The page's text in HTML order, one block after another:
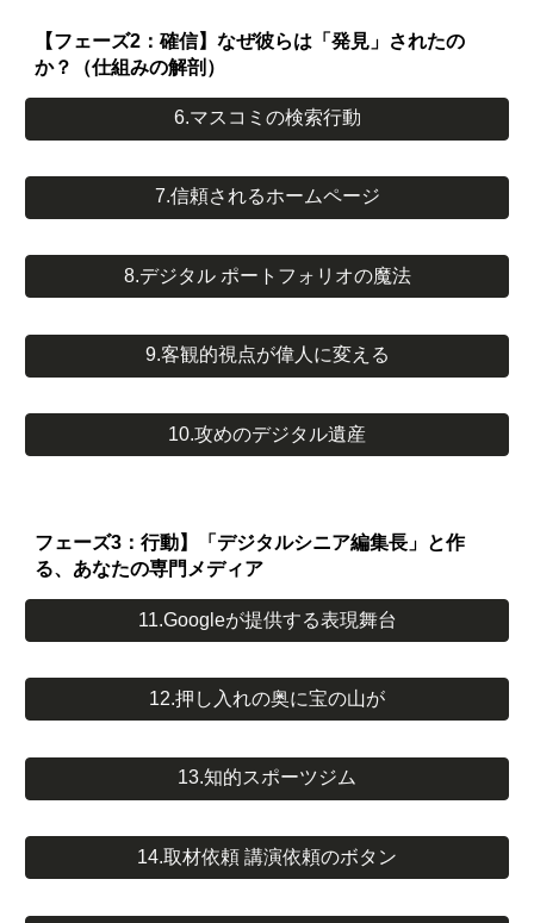
【フェーズ2：確信】なぜ彼らは「発見」されたの
か？（仕組みの解剖）
6.マスコミの検索行動
7.信頼されるホームページ
8.デジタル ポートフォリオの魔法
9.客観的視点が偉人に変える
10.攻めのデジタル遺産
フェーズ3：行動】「デジタルシニア編集長」と作
る、あなたの専門メディア
11.Googleが提供する表現舞台
12.押し入れの奥に宝の山が
13.知的スポーツジム
14.取材依頼 講演依頼のボタン